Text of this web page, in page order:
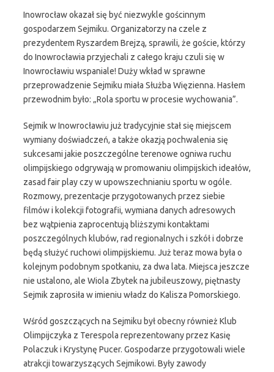
Inowrocław okazał się być niezwykle gościnnym
gospodarzem Sejmiku. Organizatorzy na czele z
prezydentem Ryszardem Brejzą, sprawili, że goście, którzy
do Inowrocławia przyjechali z całego kraju czuli się w
Inowrocławiu wspaniale! Duży wkład w sprawne
przeprowadzenie Sejmiku miała Służba Więzienna. Hasłem
przewodnim było: „Rola sportu w procesie wychowania”.
Sejmik w Inowrocławiu już tradycyjnie stał się miejscem
wymiany doświadczeń, a także okazją pochwalenia się
sukcesami jakie poszczególne terenowe ogniwa ruchu
olimpijskiego odgrywają w promowaniu olimpijskich ideałów,
zasad fair play czy w upowszechnianiu sportu w ogóle.
Rozmowy, prezentacje przygotowanych przez siebie
filmów i kolekcji fotografii, wymiana danych adresowych
bez wątpienia zaprocentują bliższymi kontaktami
poszczególnych klubów, rad regionalnych i szkół i dobrze
będą służyć ruchowi olimpijskiemu. Już teraz mowa była o
kolejnym podobnym spotkaniu, za dwa lata. Miejsca jeszcze
nie ustalono, ale Wiola Zbytek na jubileuszowy, piętnasty
Sejmik zaprosiła w imieniu władz do Kalisza Pomorskiego.
Wśród goszczących na Sejmiku był obecny również Klub
Olimpijczyka z Terespola reprezentowany przez Kasię
Polaczuk i Krystynę Pucer. Gospodarze przygotowali wiele
atrakcji towarzyszących Sejmikowi. Były zawody